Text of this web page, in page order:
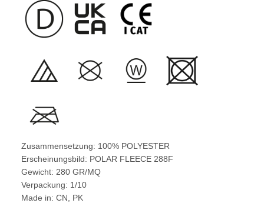
Zusammensetzung: 100% POLYESTER
Erscheinungsbild: POLAR FLEECE 288F
Gewicht: 280 GR/MQ
Verpackung: 1/10
Made in: CN, PK